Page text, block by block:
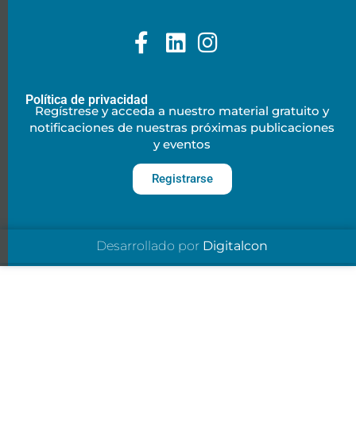
Política de privacidad
Regístrese y acceda a nuestro material gratuito y
notificaciones de nuestras próximas publicaciones
y eventos
Registrarse
Desarrollado por Digitalcon